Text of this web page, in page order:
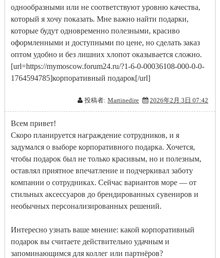
однообразными или не соответствуют уровню качества,
который я хочу показать. Мне важно найти подарки,
которые будут одновременно полезными, красиво
оформленными и доступными по цене, но сделать заказ
оптом удобно и без лишних хлопот оказывается сложно.
[url=https://mymoscow.forum24.ru/?1-6-0-00036108-000-0-0-
1764594785]корпоративный подарок[/url]
投稿者: Martinedire 2026年2月 3日 07:42
Всем привет!
Скоро планируется награждение сотрудников, и я
задумался о выборе корпоративного подарка. Хочется,
чтобы подарок был не только красивым, но и полезным,
оставлял приятное впечатление и подчеркивал заботу
компании о сотрудниках. Сейчас вариантов море — от
стильных аксессуаров до брендированных сувениров и
необычных персонализированных решений.
Интересно узнать ваше мнение: какой корпоративный
подарок вы считаете действительно удачным и
запоминающимся для коллег или партнёров?